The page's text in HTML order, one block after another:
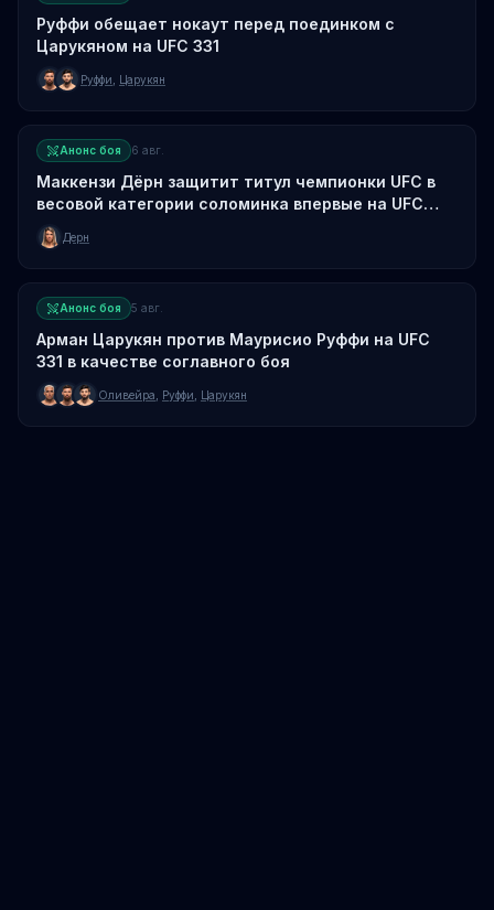
Руффи обещает нокаут перед поединком с
Царукяном на UFC 331
Руффи Царукян
Анонс боя 6 авг.
Маккензи Дёрн защитит титул чемпионки UFC в
весовой категории соломинка впервые на UFC
330
Дерн
Анонс боя 5 авг.
Арман Царукян против Маурисио Руффи на UFC
331 в качестве соглавного боя
Оливейра Руффи Царукян